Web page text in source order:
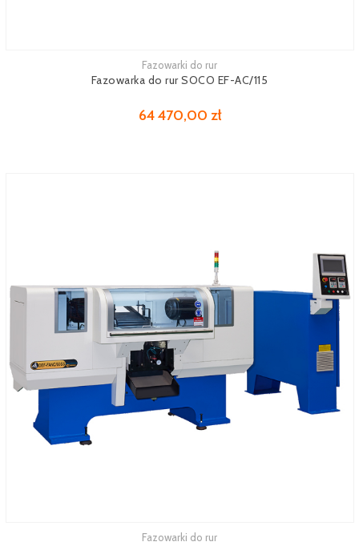
Fazowarki do rur
Fazowarka do rur SOCO EF-AC/115
64 470,00 zł
Fazowarki do rur